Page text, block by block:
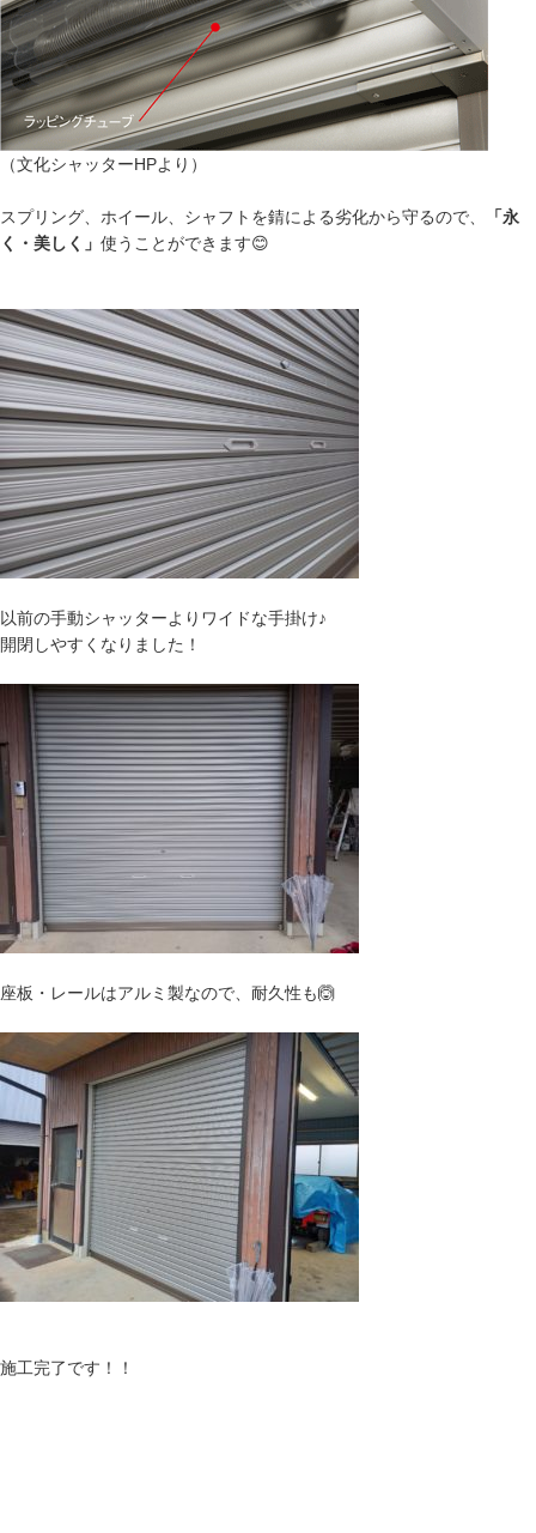
（文化シャッターHPより）
スプリング、ホイール、シャフトを錆による劣化から守るので、
「永
く・美しく」 使うことができます😊
以前の手動シャッターよりワイドな手掛け♪
開閉しやすくなりました！
座板・レールはアルミ製なので、耐久性も🙆
施工完了です！！